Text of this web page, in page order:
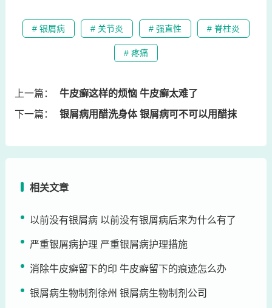
# 银屑病 # 关节炎 # 强直性 # 脊柱炎
# 疼痛
上一篇：
牛皮癣这样的烦恼 牛皮癣太难了
下一篇：
银屑病用醋洗身体 银屑病可不可以用醋抹
相关文章
以前没有银屑病 以前没有银屑病后来为什么有了
严重银屑病护理 严重银屑病护理措施
消除牛皮癣留下的印 牛皮癣留下的痕迹怎么办
银屑病生物制剂徐州 银屑病生物制剂公司